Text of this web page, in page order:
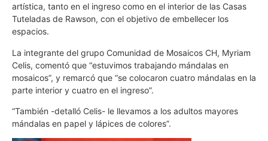
artística, tanto en el ingreso como en el interior de las Casas
Tuteladas de Rawson, con el objetivo de embellecer los
espacios.
La integrante del grupo Comunidad de Mosaicos CH, Myriam
Celis, comentó que “estuvimos trabajando mándalas en
mosaicos”, y remarcó que “se colocaron cuatro mándalas en la
parte interior y cuatro en el ingreso”.
“También -detalló Celis- le llevamos a los adultos mayores
mándalas en papel y lápices de colores”.